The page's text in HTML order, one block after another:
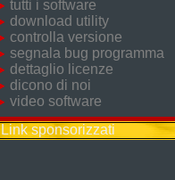
tutti i software
download utility
controlla versione
segnala bug programma
dettaglio licenze
dicono di noi
video software
Link sponsorizzati